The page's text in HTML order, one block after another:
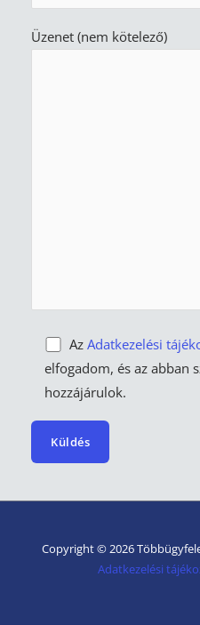
Üzenet (nem kötelező)
Az Adatkezelési
elfogadom, és az abban
hozzájárulok.
Copyright © 2026
Adatkezelési